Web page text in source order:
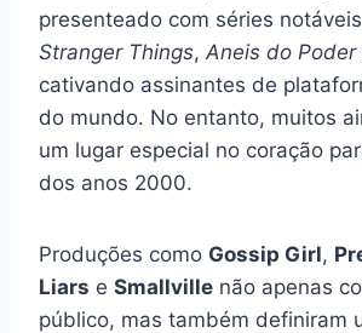
presenteado com séries
Stranger Things, Aneis do Poder
cativando assinantes de
do mundo. No entanto, muitos
um lugar especial no coração
dos anos 2000.
Produções como Gossip Girl,
Liars e Smallville não apenas
público, mas também definiram